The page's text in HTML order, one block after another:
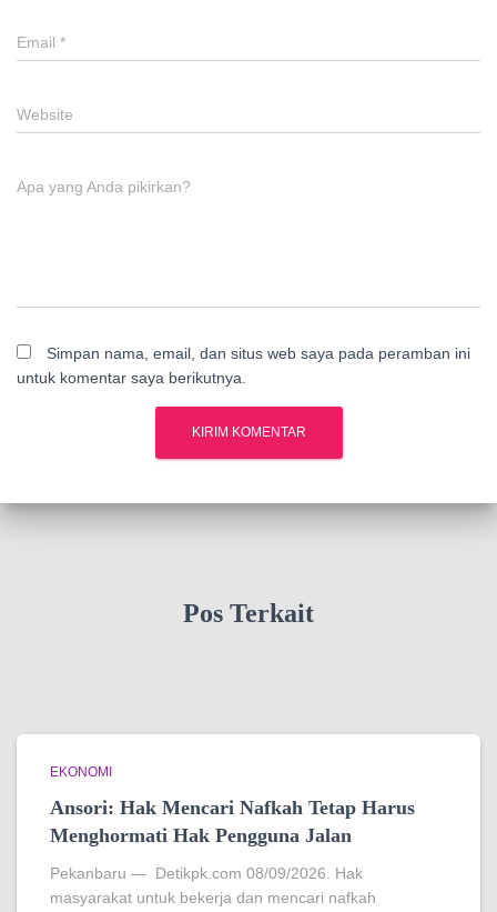
Email *
Website
Apa yang Anda pikirkan?
Simpan nama, email, dan situs web saya pada peramban ini
untuk komentar saya berikutnya.
Pos Terkait
EKONOMI
Ansori: Hak Mencari Nafkah Tetap Harus
Menghormati Hak Pengguna Jalan
Pekanbaru — Detikpk.com 08/09/2026. Hak
masyarakat untuk bekerja dan mencari nafkah